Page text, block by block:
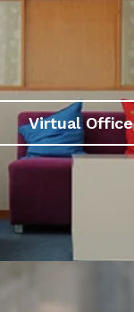
Virtual Office